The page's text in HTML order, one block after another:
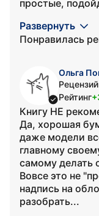
простые,
Развернуть
Понравилась
Ольга
Рецензий
Рейтинг
Книгу НЕ
Да, хорошая
даже модели
главному
самому делать
Вовсе это не
надпись на
разобрать...